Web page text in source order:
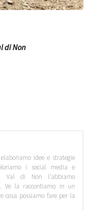
di Non
idee e strategie
i social media e
Val di Non l'abbiamo
Ve la raccontiamo in un
cosa possiamo fare per la